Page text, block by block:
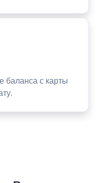
баланса с карты